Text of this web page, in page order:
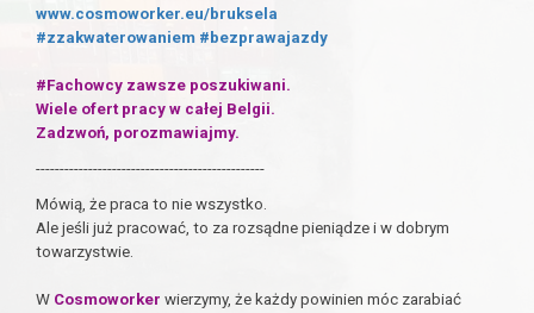
www.cosmoworker.eu/bruksela
#zzakwaterowaniem #bezprawajazdy
#Fachowcy zawsze poszukiwani.
Wiele ofert pracy w całej Belgii.
Zadzwoń, porozmawiajmy.
------------------------------------------------
Mówią, że praca to nie wszystko.
Ale jeśli już pracować, to za rozsądne pieniądze i w dobrym
towarzystwie.
W Cosmoworker wierzymy, że każdy powinien móc zarabiać